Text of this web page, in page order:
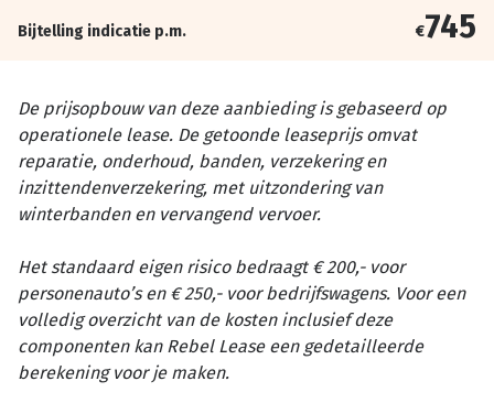
Bijtelling indicatie p.m. €745
De prijsopbouw van deze aanbieding is gebaseerd op
operationele lease. De getoonde leaseprijs omvat
reparatie, onderhoud, banden, verzekering en
inzittendenverzekering, met uitzondering van
winterbanden en vervangend vervoer.
Het standaard eigen risico bedraagt € 200,- voor
personenauto’s en € 250,- voor bedrijfswagens. Voor een
volledig overzicht van de kosten inclusief deze
componenten kan Rebel Lease een gedetailleerde
berekening voor je maken.